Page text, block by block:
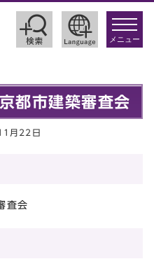
toggle
メニュー
都市建築審査会
月22日
査会